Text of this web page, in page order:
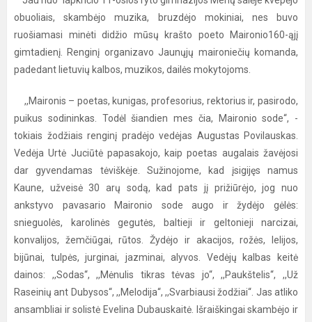
obuoliais, skambėjo muzika, bruzdėjo mokiniai, nes buvo
ruošiamasi minėti didžio mūsų krašto poeto Maironio160-ąjį
gimtadienį. Renginį organizavo Jaunųjų maironiečių komanda,
padedant lietuvių kalbos, muzikos, dailės mokytojoms.
,,Maironis – poetas, kunigas, profesorius, rektorius ir, pasirodo,
puikus sodininkas. Todėl šiandien mes čia, Maironio sode“, -
tokiais žodžiais renginį pradėjo vedėjas Augustas Povilauskas.
Vedėja Urtė Juciūtė papasakojo, kaip poetas augalais žavėjosi
dar gyvendamas tėviškėje. Sužinojome, kad įsigijęs namus
Kaune, užveisė 30 arų sodą, kad pats jį prižiūrėjo, jog nuo
ankstyvo pavasario Maironio sode augo ir žydėjo gėlės:
snieguolės, karolinės gegutės, baltieji ir geltonieji narcizai,
konvalijos, žemčiūgai, rūtos. Žydėjo ir akacijos, rožės, lelijos,
bijūnai, tulpės, jurginai, jazminai, alyvos. Vedėjų kalbas keitė
dainos: ,,Sodas“, ,,Mėnulis tikras tėvas jo“, ,,Paukštelis“, ,,Už
Raseinių ant Dubysos“, ,,Melodija“, ,,Svarbiausi žodžiai“. Jas atliko
ansambliai ir solistė Evelina Dubauskaitė. Išraiškingai skambėjo ir